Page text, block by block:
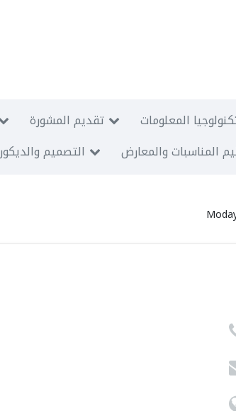
تقديم المشورة
المعلومات
التصميم والديكور المناسبات والمعارض